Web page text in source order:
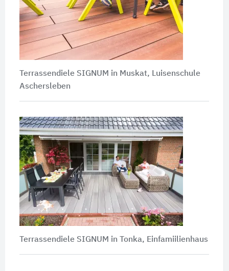
Terrassendiele SIGNUM in Muskat, Luisenschule
Aschersleben
Terrassendiele SIGNUM in Tonka, Einfamiilienhaus